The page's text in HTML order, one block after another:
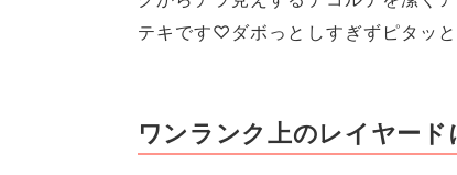
テキです♡ダボっとしすぎずピタッ
ワンランク上のレイヤー